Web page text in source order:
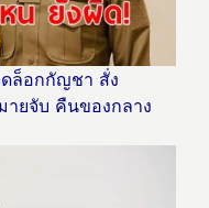
ล็อกกัญชา สั่ง
ายจับ คืนของกลาง